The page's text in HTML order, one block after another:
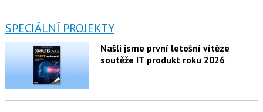
SPECIÁLNÍ PROJEKTY
Našli jsme první letošní vítěze
soutěže IT produkt roku 2026